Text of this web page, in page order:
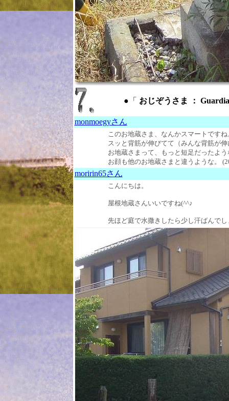
●「 おじぞうさま ：
monmoegyさん
このお地蔵さま、なんかスマートですね
スッと背筋が伸びてて（みんな背筋が
お地蔵さまって、もっと短足だったよ
お顔も他のお地蔵さまと違うような。
moririn65さん
こんにちは。
屋根地蔵さんいいですね(^^♪
先ほど庭で水撒きしたら少し汗ばんで